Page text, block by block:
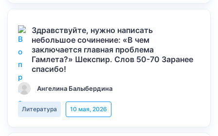
Здравствуйте, нужно написать
небольшое сочинение: «В чем
заключается главная проблема
Гамлета?» Шекспир. Слов 50-70 Заранее
спасибо!
Ангелина Балыбердина
Литература 10 мая, 2026